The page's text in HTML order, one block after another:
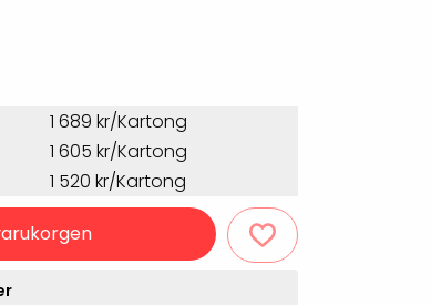
VISITIQ: Besökssystem
WMSIQ: Lagersystem
(WMS)
1 689 kr/Kartong
1 605 kr/Kartong
1 520 kr/Kartong